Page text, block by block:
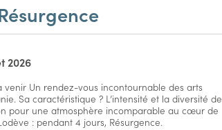
2026
venir Un rendez-vous incontournable des arts
Sa caractéristique ? L’intensité et la diversité de
pour une atmosphère incomparable au cœur de
: pendant 4 jours, Résurgence.